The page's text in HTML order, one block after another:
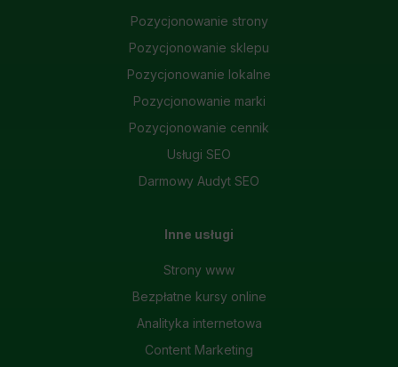
Pozycjonowanie strony
Pozycjonowanie sklepu
Pozycjonowanie lokalne
Pozycjonowanie marki
Pozycjonowanie cennik
Usługi SEO
Darmowy Audyt SEO
Inne usługi
Strony www
Bezpłatne kursy online
Analityka internetowa
Content Marketing